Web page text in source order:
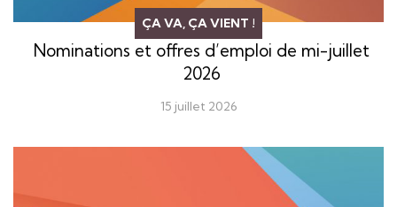
ÇA VA, ÇA VIENT !
Nominations et offres d’emploi de mi-juillet
2026
15 juillet 2026